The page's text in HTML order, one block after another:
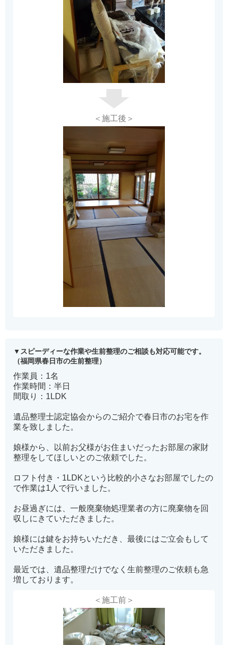
＜施工後＞
スピーディーな作業や生前整理のご相談も対応可能です。
（福岡県春日市の生前整理）
作業員：1名
作業時間：半日
間取り：1LDK
遺品整理士認定協会からのご紹介で春日市のお宅を作
業を致しました。
娘様から、以前お父様がお住まいだったお部屋の家財
整理をしてほしいとのご依頼でした。
ロフト付き・1LDKという比較的小さなお部屋でしたの
で作業は1人で行いました。
お昼過ぎには、一般廃棄物処理業者の方に廃棄物を回
収しにきていただきました。
娘様には鍵をお持ちいただき、最後にはご立会もして
いただきました。
最近では、遺品整理だけでなく生前整理のご依頼も急
増しております。
＜施工前＞